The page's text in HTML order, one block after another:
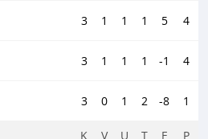
3 1 1 1 5 4
3 1 1 1 -1 4
3 0 1 2 -8 1
K V U T F P